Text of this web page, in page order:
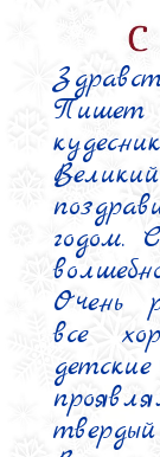
годом.
Очень
все